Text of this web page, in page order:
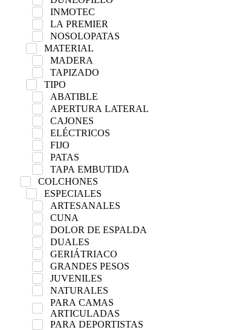
INMOTEC
LA PREMIER
NOSOLOPATAS
MATERIAL
MADERA
TAPIZADO
TIPO
ABATIBLE
APERTURA LATERAL
CAJONES
ELÉCTRICOS
FIJO
PATAS
TAPA EMBUTIDA
COLCHONES
ESPECIALES
ARTESANALES
CUNA
DOLOR DE ESPALDA
DUALES
GERIÁTRIACO
GRANDES PESOS
JUVENILES
NATURALES
PARA CAMAS
ARTICULADAS
PARA DEPORTISTAS